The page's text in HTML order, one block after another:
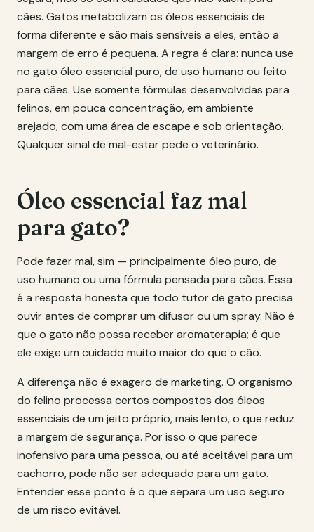
cães. Gatos metabolizam os óleos essenciais de
forma diferente e são mais sensíveis a eles, então a
margem de erro é pequena. A regra é clara: nunca use
no gato óleo essencial puro, de uso humano ou feito
para cães. Use somente fórmulas desenvolvidas para
felinos, em pouca concentração, em ambiente
arejado, com uma área de escape e sob orientação.
Qualquer sinal de mal-estar pede o veterinário.
Óleo essencial faz mal
para gato?
Pode fazer mal, sim — principalmente óleo puro, de
uso humano ou uma fórmula pensada para cães. Essa
é a resposta honesta que todo tutor de gato precisa
ouvir antes de comprar um difusor ou um spray. Não é
que o gato não possa receber aromaterapia; é que
ele exige um cuidado muito maior do que o cão.
A diferença não é exagero de marketing. O organismo
do felino processa certos compostos dos óleos
essenciais de um jeito próprio, mais lento, o que reduz
a margem de segurança. Por isso o que parece
inofensivo para uma pessoa, ou até aceitável para um
cachorro, pode não ser adequado para um gato.
Entender esse ponto é o que separa um uso seguro
de um risco evitável.